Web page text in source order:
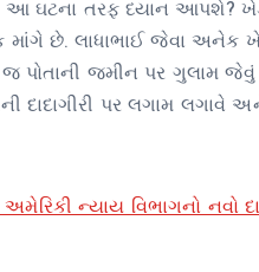
ઘટના તરફ ધ્યાન આપશે?
માંગે છે. લાધાભાઈ જેવા અનેક
પોતાની જમીન પર ગુલામ
દાદાગીરી પર લગામ લગાવે
ન્યાય વિભાગનો નવો